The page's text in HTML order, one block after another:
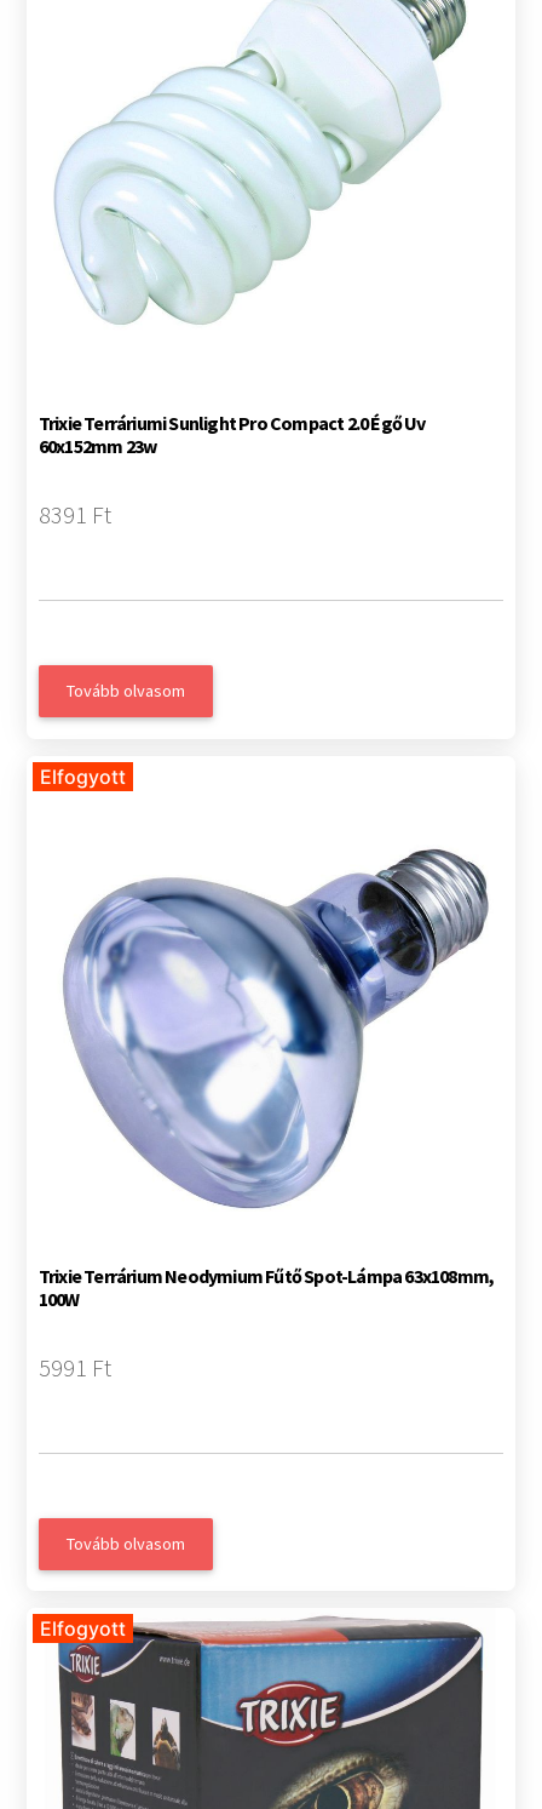
Trixie Terráriumi Sunlight Pro Compact 2.0 Égő Uv
60x152mm 23w
8391 Ft
Tovább olvasom
Elfogyott
Trixie Terrárium Neodymium Fűtő Spot-Lámpa 63x108mm,
100W
5991 Ft
Tovább olvasom
Elfogyott